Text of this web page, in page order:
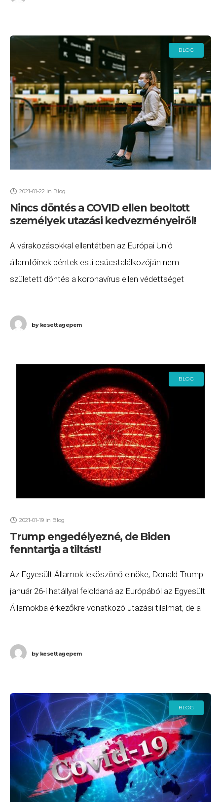
BLOG
2021-01-22 in Blog
Nincs döntés a COVID ellen beoltott
személyek utazási kedvezményeiről!
A várakozásokkal ellentétben az Európai Unió
államfőinek péntek esti csúcstalálkozóján nem
született döntés a koronavírus ellen védettséget
bykesettagepem
BLOG
2021-01-19 in Blog
Trump engedélyezné, de Biden
fenntartja a tiltást!
Az Egyesült Államok leköszönő elnöke, Donald Trump
január 26-i hatállyal feloldaná az Európából az Egyesült
Államokba érkezőkre vonatkozó utazási tilalmat, de a
bykesettagepem
BLOG